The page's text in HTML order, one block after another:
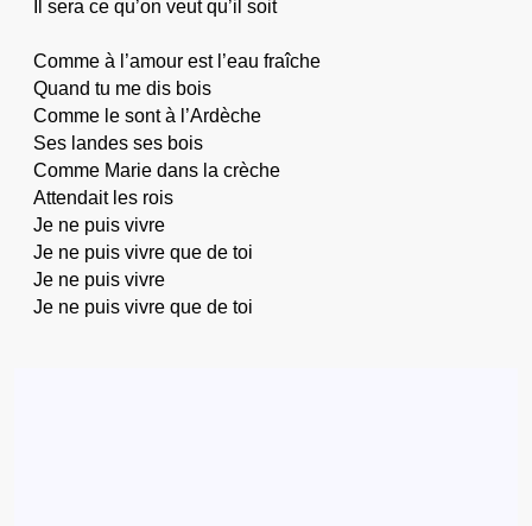
Il sera ce qu’on veut qu’il soit
Comme à l’amour est l’eau fraîche
Quand tu me dis bois
Comme le sont à l’Ardèche
Ses landes ses bois
Comme Marie dans la crèche
Attendait les rois
Je ne puis vivre
Je ne puis vivre que de toi
Je ne puis vivre
Je ne puis vivre que de toi